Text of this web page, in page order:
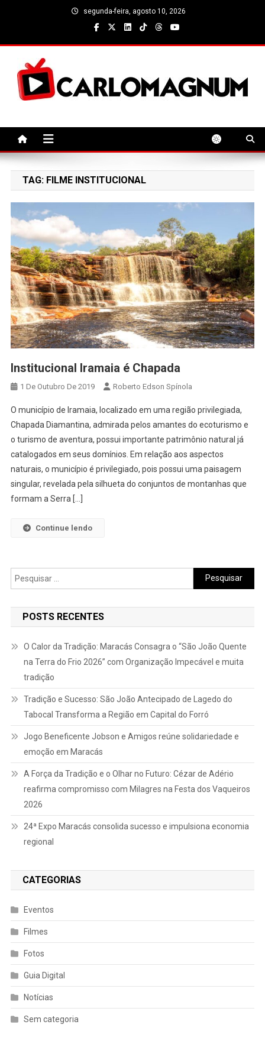
segunda-feira, agosto 10, 2026
TAG: FILME INSTITUCIONAL
Institucional Iramaia é Chapada
1 De Outubro De 2019 Roberto Edson Spínola
O município de Iramaia, localizado em uma região privilegiada,
Chapada Diamantina, admirada pelos amantes do ecoturismo e
o turismo de aventura, possui importante patrimônio natural já
catalogados em seus domínios. Em relação aos aspectos
naturais, o município é privilegiado, pois possui uma paisagem
singular, revelada pela silhueta do conjuntos de montanhas que
formam a Serra […]
Continue lendo
Pesquisar
por:
POSTS RECENTES
O Calor da Tradição: Maracás Consagra o “São João Quente
na Terra do Frio 2026” com Organização Impecável e muita
tradição
Tradição e Sucesso: São João Antecipado de Lagedo do
Tabocal Transforma a Região em Capital do Forró
Jogo Beneficente Jobson e Amigos reúne solidariedade e
emoção em Maracás
A Força da Tradição e o Olhar no Futuro: Cézar de Adério
reafirma compromisso com Milagres na Festa dos Vaqueiros
2026
24ª Expo Maracás consolida sucesso e impulsiona economia
regional
CATEGORIAS
Eventos
Filmes
Fotos
Guia Digital
Notícias
Sem categoria